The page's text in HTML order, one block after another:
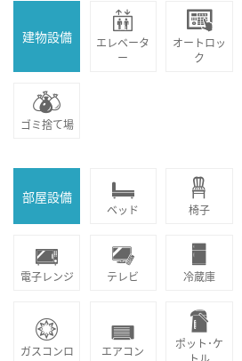
建物設備
エレベータ
ー
オートロッ
ク
ゴミ捨て場
部屋設備
ベッド 椅子
電子レンジ テレビ 冷蔵庫
ガスコンロ エアコン
ポット･ケ